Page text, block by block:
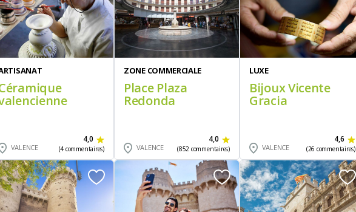
VALENCE
4,0
(4 commentaires)
ZONE COMMERCIALE
Place Plaza
Redonda
VALENCE
4,0
(852 commentaires)
LUXE
Bijoux Vicente
Gracia
VALENCE
4,6
(26 commentaires)